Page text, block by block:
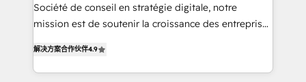
auprès de plus de 400 clients, nous comprenons
rapidement vos enjeux et intégrons parfaitement
votre projet HubSpot, contactez notre équipe pour
Société de conseil en stratégie digitale, notre
mission est de soutenir la croissance des entreprises
l'intégration CRM et le développement des revenus
auprès de vos comptes existants. En France et à
解决方案合作伙伴4.9